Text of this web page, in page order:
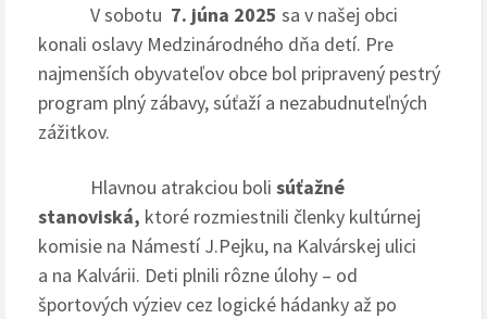
V sobotu 7. júna 2025 sa v našej obci
konali oslavy Medzinárodného dňa detí. Pre
najmenších obyvateľov obce bol pripravený pestrý
program plný zábavy, súťaží a nezabudnuteľných
zážitkov.
Hlavnou atrakciou boli súťažné
stanoviská, ktoré rozmiestnili členky kultúrnej
komisie na Námestí J.Pejku, na Kalvárskej ulici
a na Kalvárii. Deti plnili rôzne úlohy – od
športových výziev cez logické hádanky až po